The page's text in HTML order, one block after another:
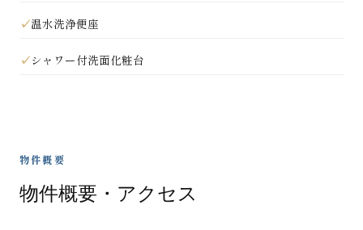
温水洗浄便座
シャワー付洗面化粧台
物件概要
物件概要・アクセス